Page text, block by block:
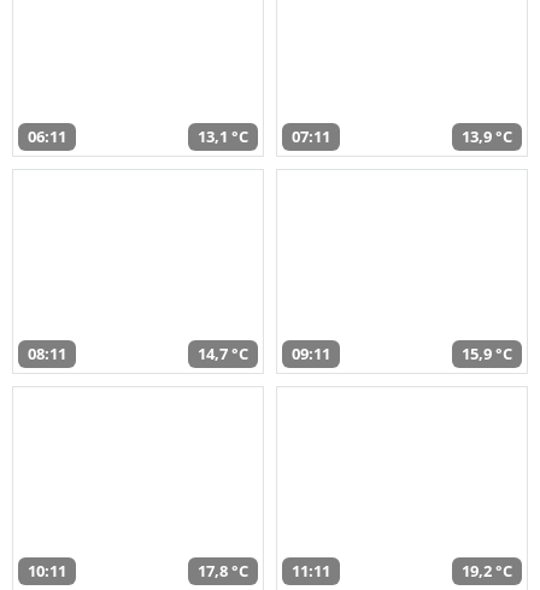
06:11 13,1 °C 07:11 13,9 °C
08:11 14,7 °C 09:11 15,9 °C
10:11 17,8 °C 11:11 19,2 °C